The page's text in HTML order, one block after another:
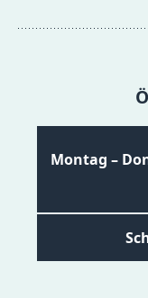
Montag –